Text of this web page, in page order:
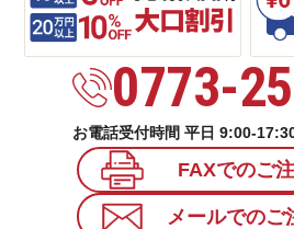
0773-
お電話受付時間 平日 9:00-
FAXでのご
メールでのご